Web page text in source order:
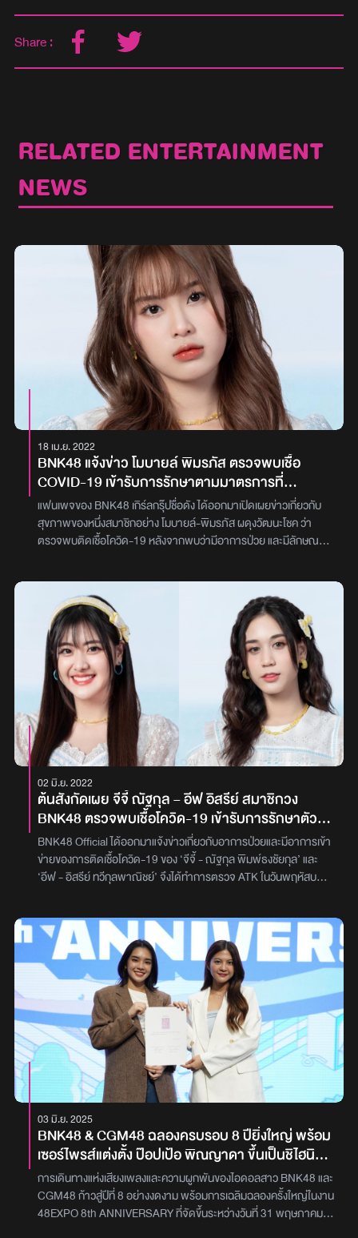
Share :
RELATED ENTERTAINMENT
NEWS
18 เม.ย. 2022
BNK48 แจ้งข่าว โมบายล์ พิมรภัส ตรวจพบเชื้อ
COVID-19 เข้ารับการรักษาตามมาตรการที่
ปลอดภัยแล้ว
แฟนเพจของ BNK48 เกิร์ลกรุ๊ปชื่อดัง ได้ออกมาเปิดเผยข่าวเกี่ยวกับ
สุขภาพของหนึ่งสมาชิกอย่าง โมบายล์-พิมรภัส ผดุงวัฒนะโชค ว่า
ตรวจพบติดเชื้อโควิด-19 หลังจากพบว่ามีอาการป่วย และมีลักษณ
PCR ที่โรงพยาบาล ก่อนจะได้รับแจ้งผลในเวลาต่อมาว่าเป็นบวกโดย
เบื้องต้นเธอได้เข้าสู่กระบวนการรักษา ตามมาตรการที่ปลอดภัยแล้ว
ส่วนงานต่างๆ ของเธอในช่วงนี้จึงจำเป็นต้องถูกเลื่อนออกไปก่อนจนกว่า
จะรักษาหายดี ขณะที่แฟนคลับจำนวนมากต่างก็เข้าไปส่งข้อความเพื่อ
ให้กำลังใจ ขอให้หายเป็นปกติโดยเร็วภาพ : bnk48official.mobile /
bnk48official
02 มิ.ย. 2022
ต้นสังกัดเผย จีจี้ ณัฐกุล – อีฟ อิสรีย์ สมาชิกวง
BNK48 ตรวจพบเชื้อโควิด-19 เข้ารับการรักษาตัว
แล้ว
BNK48 Official ได้ออกมาแจ้งข่าวเกี่ยวกับอาการป่วยและมีอาการเข้า
ข่ายของการติดเชื้อโควิด-19 ของ ‘จีจี้ - ณัฐกุล พิมพ์ธงชัยกุล’ และ
‘อีฟ - อิสรีย์ ทวีกุลพาณิชย์’ จึงได้ทำการตรวจ ATK ในวันพฤหัสบดีที่
สมาชิกที่ใกล้ชิด “จีจี้ และ อีฟ” จะเข้าทำการกักตัวเพื่อสังเกตอาการ
ตามมาตรการต่อไป ภาพ : BNK48ขอบคุณข้อมูลจาก : BNK48
03 มิ.ย. 2025
BNK48 & CGM48 ฉลองครบรอบ 8 ปียิ่งใหญ่ พร้อม
เซอร์ไพรส์แต่งตั้ง ป๊อปเป้อ พิณญาดา ขึ้นเป็นชิไฮนิน
คนใหม่ของ BNK48
การเดินทางแห่งเสียงเพลงและความผูกพันของไอดอลสาว BNK48 และ
CGM48 ก้าวสู่ปีที่ 8 อย่างงดงาม พร้อมการเฉลิมฉลองครั้งใหญ่ในงาน
48EXPO 8th ANNIVERSARY ที่จัดขึ้นระหว่างวันที่ 31 พฤษภาคม –